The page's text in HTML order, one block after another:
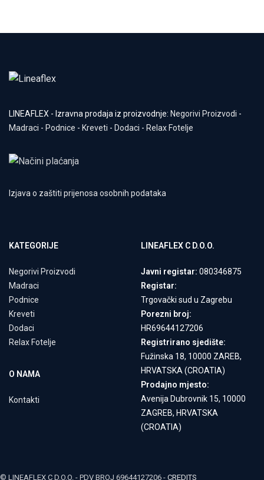
LINEAFLEX - Izravna prodaja iz proizvodnje: Negorivi Proizvodi -
Madraci - Podnice - Kreveti - Dodaci - Relax Fotelje
Izjava o zaštiti prijenosa osobnih podataka
KATEGORIJE
Negorivi Proizvodi
Madraci
Podnice
Kreveti
Dodaci
Relax Fotelje
O NAMA
Kontakti
LINEAFLEX C D.O.O.
Javni registar: 080346875
Registar:
Trgovački sud u Zagrebu
Porezni broj:
HR69644127206
Registrirano sjedište:
Fužinska 18, 10000 ZAREB,
HRVATSKA (CROATIA)
Prodajno mjesto:
Avenija Dubrovnik 15, 10000
ZAGREB, HRVATSKA
(CROATIA)
© LINEAFLEX C D.O.O. - PDV BROJ 69644127206 - CREDITS